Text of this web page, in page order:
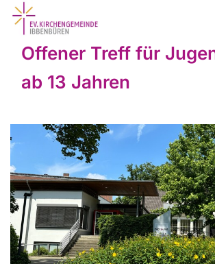
Offener Treff für
ab 13 Jahren